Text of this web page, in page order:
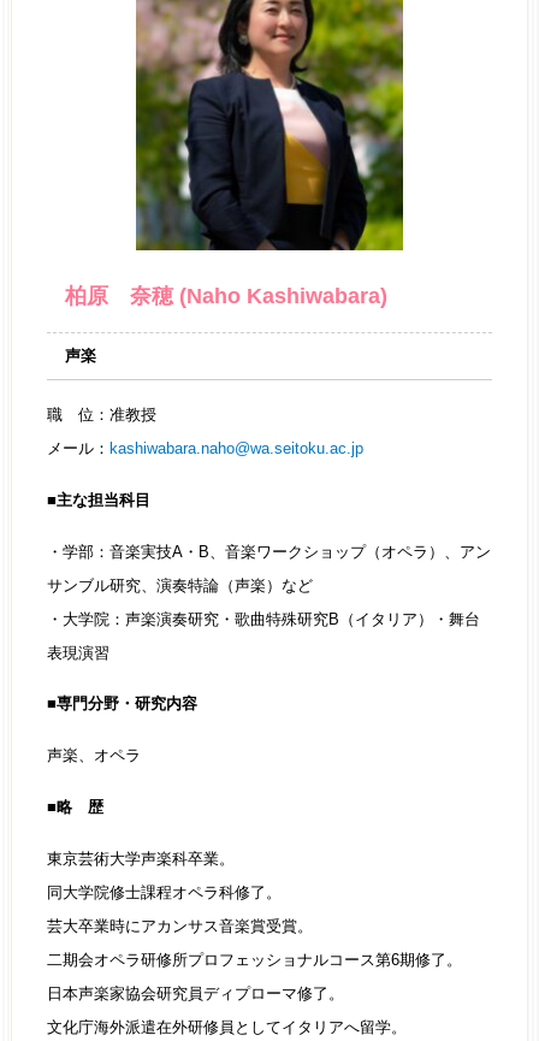
柏原 奈穂 (Naho Kashiwabara)
声楽
職 位：准教授
メール： kashiwabara.naho@wa.seitoku.ac.jp
■主な担当科目
・学部：音楽実技A・B、音楽ワークショップ（オペラ）、アン
サンブル研究、演奏特論（声楽）など
・大学院：声楽演奏研究・歌曲特殊研究B（イタリア）・舞台
表現演習
■専門分野・研究内容
声楽、オペラ
■略 歴
東京芸術大学声楽科卒業。
同大学院修士課程オペラ科修了。
芸大卒業時にアカンサス音楽賞受賞。
二期会オペラ研修所プロフェッショナルコース第6期修了。
日本声楽家協会研究員ディプローマ修了。
文化庁海外派遣在外研修員としてイタリアへ留学。